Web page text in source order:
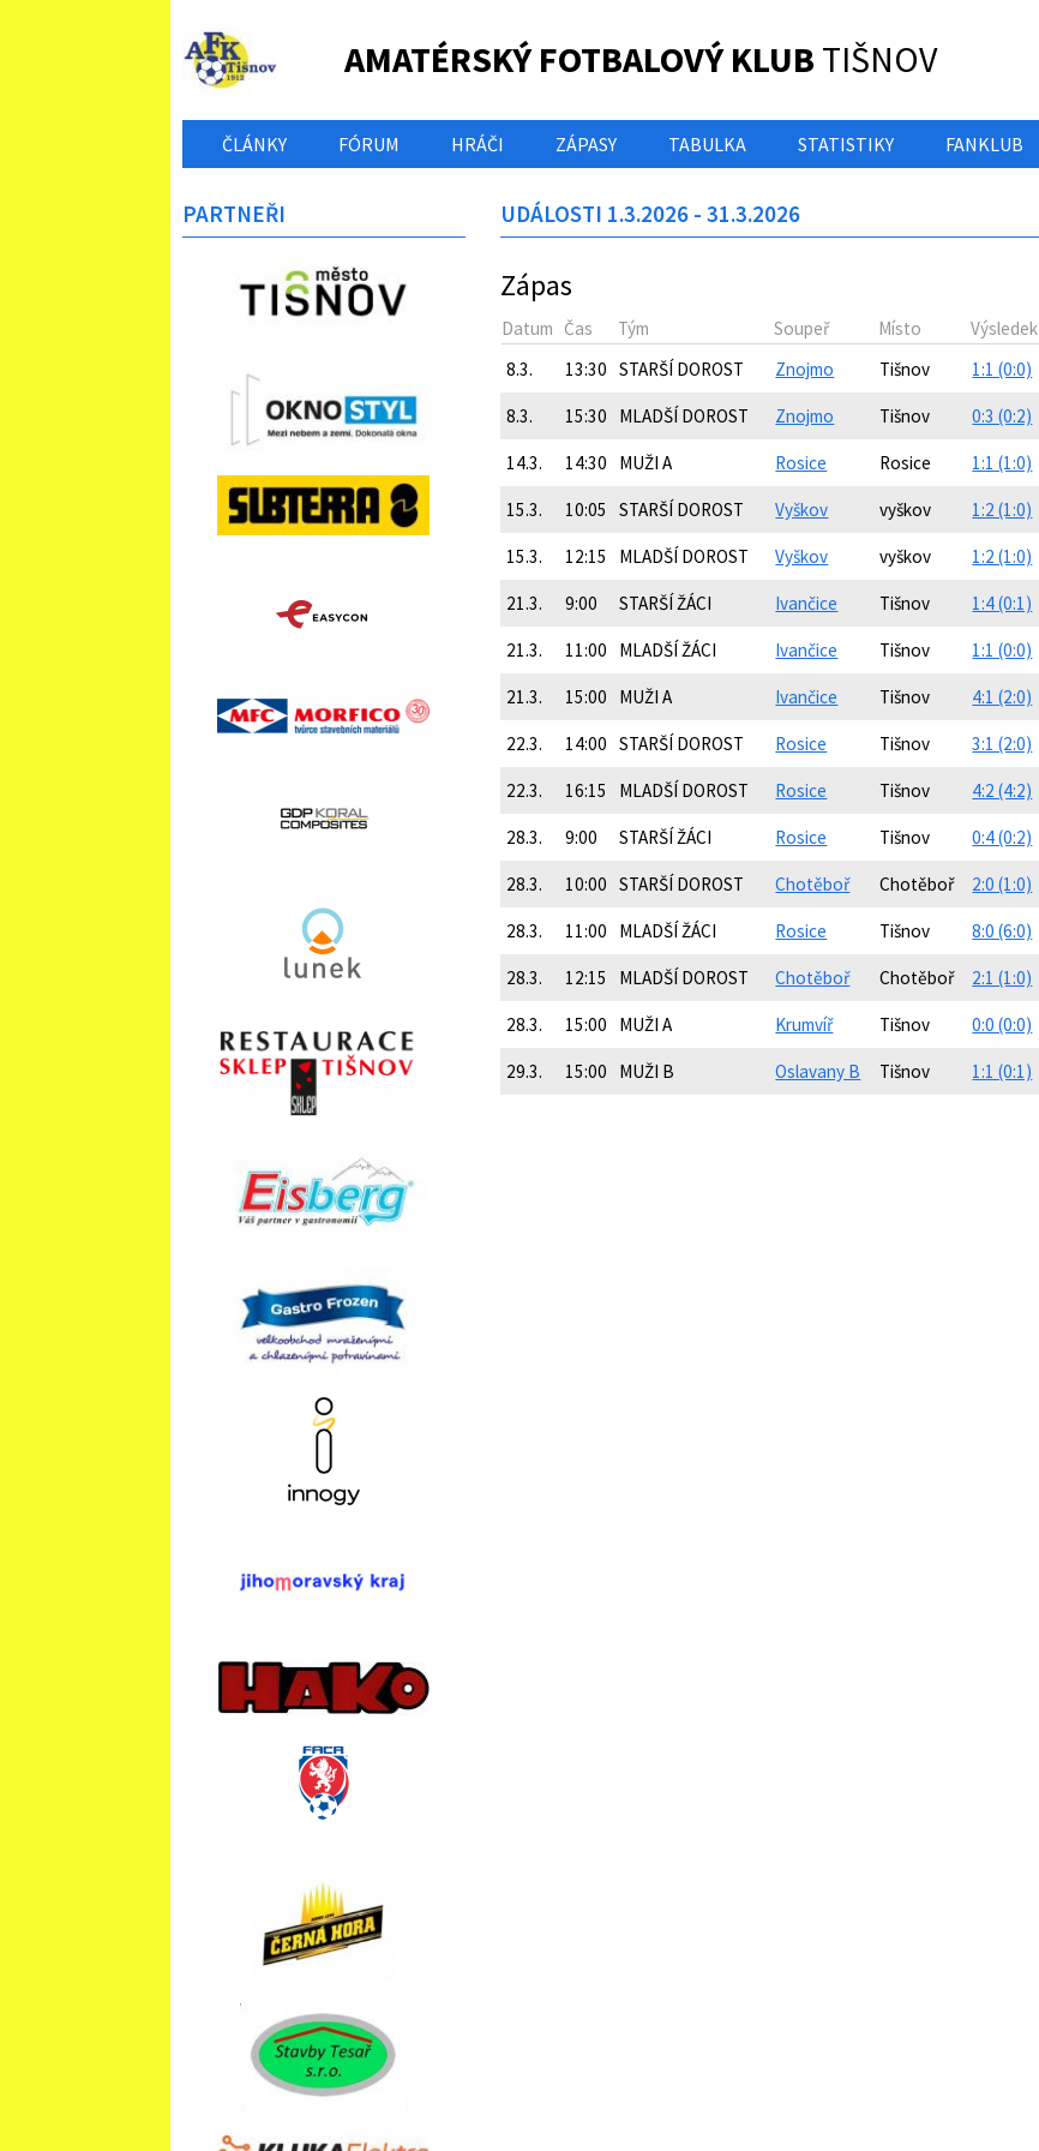
AMATÉRSKÝ FOTBALOVÝ KLUB TIŠNOV
ČLÁNKY FÓRUM HRÁČI ZÁPASY TABULKA STATISTIKY FANKLUB
UDÁLOSTI 1.3.2026 - 31.3.2026
Zápas
Datum Čas Tým Soupeř Místo Výsledek
8.3.
13:30 STARŠÍ DOROST Znojmo Tišnov 1:1 (0:0)
8.3. 15:30 MLADŠÍ DOROST Znojmo Tišnov 0:3 (0:2)
14.3. 14:30 MUŽI A Rosice Rosice 1:1 (1:0)
15.3. 10:05 STARŠÍ DOROST Vyškov vyškov 1:2 (1:0)
15.3. 12:15 MLADŠÍ DOROST Vyškov vyškov 1:2 (1:0)
21.3. 9:00 STARŠÍ ŽÁCI Ivančice Tišnov 1:4 (0:1)
21.3. 11:00 MLADŠÍ ŽÁCI Ivančice Tišnov 1:1 (0:0)
21.3. 15:00 MUŽI A Ivančice Tišnov 4:1 (2:0)
22.3. 14:00 STARŠÍ DOROST Rosice Tišnov 3:1 (2:0)
22.3. 16:15 MLADŠÍ DOROST Rosice Tišnov 4:2 (4:2)
28.3. 9:00 STARŠÍ ŽÁCI Rosice Tišnov 0:4 (0:2)
28.3. 10:00 STARŠÍ DOROST Chotěboř Chotěboř 2:0 (1:0)
28.3. 11:00 MLADŠÍ ŽÁCI Rosice Tišnov 8:0 (6:0)
28.3. 12:15 MLADŠÍ DOROST Chotěboř Chotěboř 2:1 (1:0)
28.3. 15:00 MUŽI A Krumvíř Tišnov 0:0 (0:0)
29.3. 15:00 MUŽI B Oslavany B Tišnov 1:1 (0:1)
PARTNEŘI